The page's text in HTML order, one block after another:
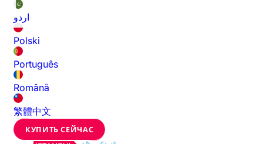
اردو
Polski
Português
Română
繁體中文
КУПИТЬ СЕЙЧАС